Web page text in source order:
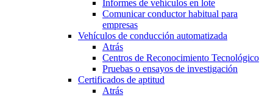
Informes de vehículos en lote
Comunicar conductor habitual para
empresas
Vehículos de conducción automatizada
Atrás
Centros de Reconocimiento Tecnológico
Pruebas o ensayos de investigación
Certificados de aptitud
Atrás